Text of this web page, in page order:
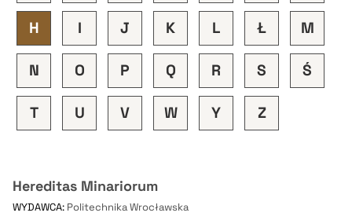
H I J K L Ł M
N O P Q R S Ś
T U V W Y Z
Hereditas Minariorum
WYDAWCA: Politechnika Wrocławska